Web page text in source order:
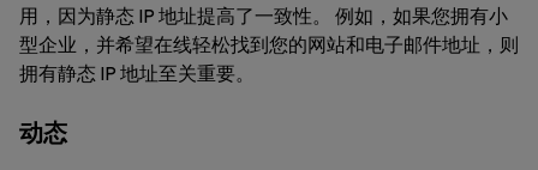
用，因为静态 IP 地址提高了一致性。 例如，如果您拥有小
型企业，并希望在线轻松找到您的网站和电子邮件地址，则
拥有静态 IP 地址至关重要。
动态